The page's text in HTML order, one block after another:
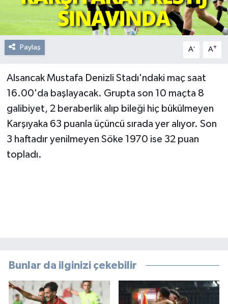
Paylaş A- A+
Alsancak Mustafa Denizli Stadı'ndaki maç saat
16.00'da başlayacak. Grupta son 10 maçta 8
galibiyet, 2 beraberlik alıp bileği hiç bükülmeyen
Karşıyaka 63 puanla üçüncü sırada yer alıyor. Son
3 haftadır yenilmeyen Söke 1970 ise 32 puan
topladı.
Bunlar da ilginizi çekebilir